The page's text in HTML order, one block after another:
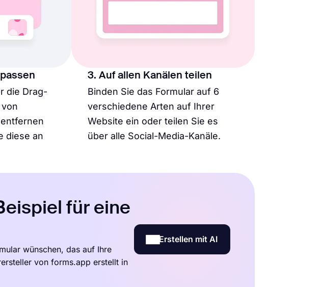
die Drag-
diese an
3. Auf allen Kanälen teilen
Binden Sie das Formular auf 6
verschiedene Arten auf Ihrer
Website ein oder teilen Sie es
über alle Social-Media-Kanäle.
für eine
wünschen, das auf Ihre
von forms.app erstellt in
Erstellen mit AI